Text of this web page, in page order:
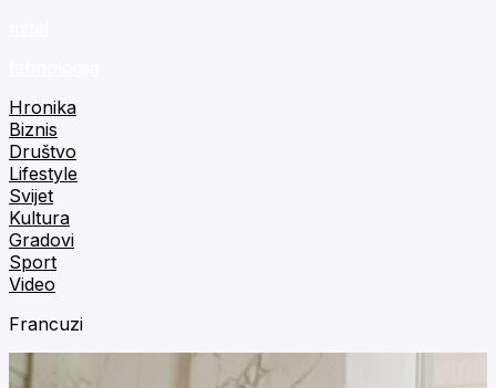
Hronika
Biznis
Društvo
Lifestyle
Svijet
Kultura
Gradovi
Sport
Video
Francuzi